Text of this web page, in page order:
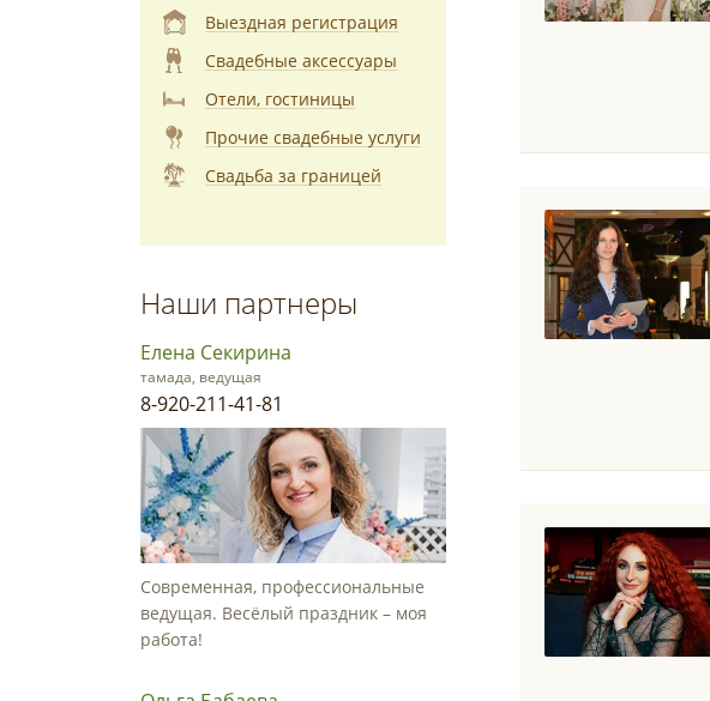
Выездная регистрация
Свадебные аксессуары
Отели, гостиницы
Прочие свадебные услуги
Свадьба за границей
Наши партнеры
Елена Секирина
тамада, ведущая
8-920-211-41-81
Современная, профессиональные
ведущая. Весёлый праздник – моя
работа!